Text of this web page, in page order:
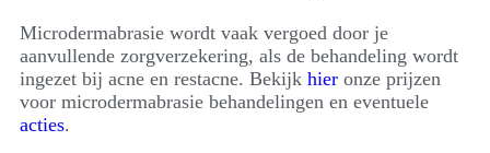
Microdermabrasie wordt vaak vergoed door je
aanvullende zorgverzekering, als de behandeling wordt
ingezet bij acne en restacne. Bekijk hier onze prijzen
voor microdermabrasie behandelingen en eventuele
acties.